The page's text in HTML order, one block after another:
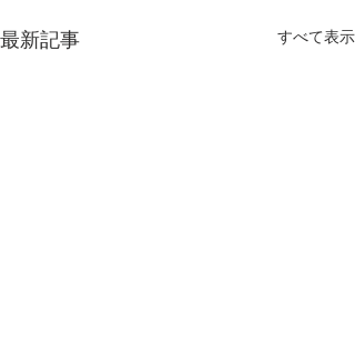
最新記事 すべて表示